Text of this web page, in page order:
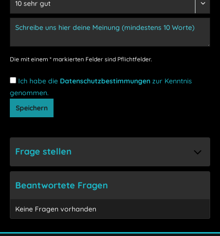
Die mit einem * markierten Felder sind Pflichtfelder.
Ich habe die Datenschutzbestimmungen zur Kenntnis
genommen.
Speichern
Frage stellen
Beantwortete Fragen
Keine Fragen vorhanden